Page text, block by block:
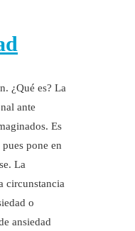
¿Qué es? La
ante
Es
pone en
La
circunstancia
o
ansiedad